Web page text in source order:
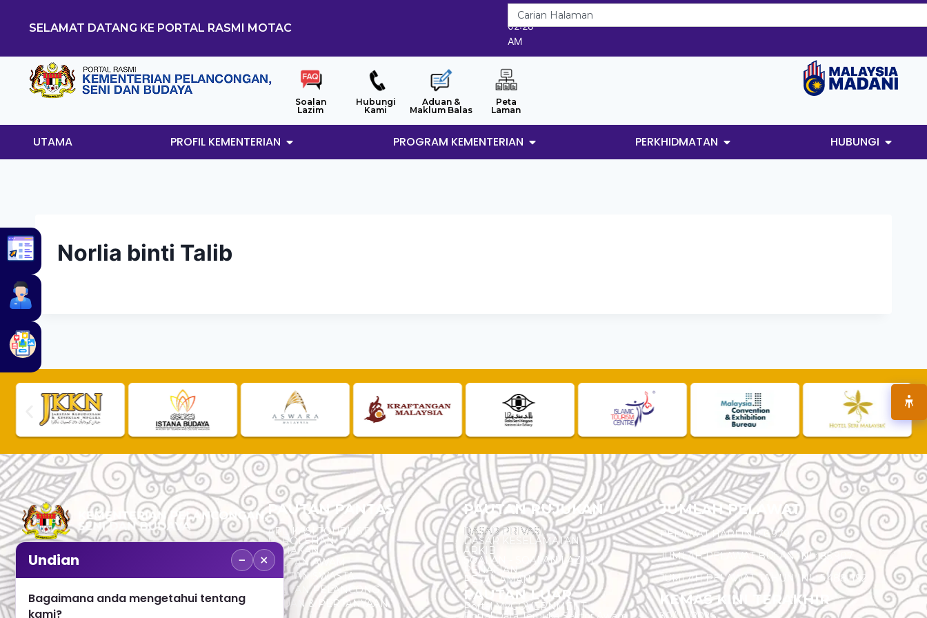
SELAMAT DATANG KE PORTAL RASMI MOTAC
6/8/2026
02:28
AM
Soalan
Lazim
Hubungi
Kami
Aduan &
Maklum Balas
Peta
Laman
UTAMA PROFIL KEMENTERIAN PROGRAM KEMENTERIAN PERKHIDMATAN HUBUNGI
Norlia binti Talib
No. 2, Menara 1, Jalan P5/6, Presint 5,
+603 8000 8000
PAUTAN PANTAS
APLIKASI TOURLIST
PEROLEHAN
SEMAKAN
PAUTAN AWAM
PAUTAN SWASTA
PAUTAN PELANCONG
ADUAN & PERTANYAAN
PAUTAN RUJUKAN
DASAR PRIVASI
DASAR KESELAMATAN
ARKIB
SOALAN - SOALAN LAZIM
PENAFIAN
PETA LAMAN
PAUTAN LUAR
Portal MyGOVERNMENT
JUMLAH PELAWAT
PELAWAT HARI INI : 6,979
JUMLAH PELAWAT BULAN INI : 85,907
JUMLAH PELAWAT TAHUN INI : 5,488,492
KEMAS KINI TERAKHIR
Undian − ×
Bagaimana anda mengetahui tentang
kami?